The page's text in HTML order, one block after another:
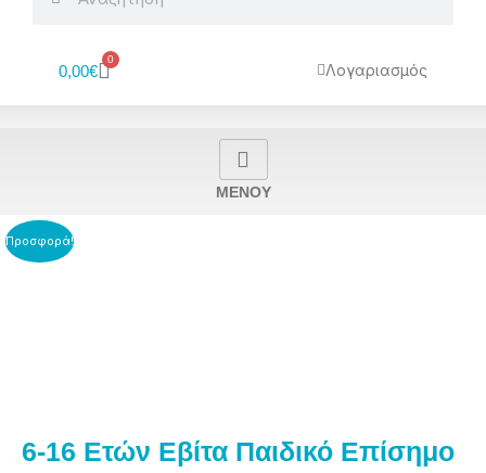
0,00€
0
Cart Λογαριασμός
MENOY
Προσφορά!
6-16 Ετών Εβίτα Παιδικό Επίσημο